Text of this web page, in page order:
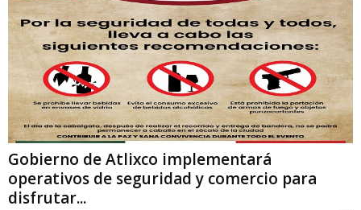
Gobierno de Atlixco implementará
operativos de seguridad y comercio para
disfrutar...